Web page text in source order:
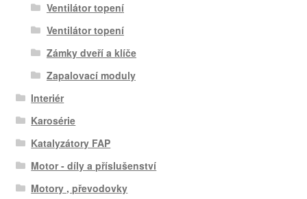
Ventilátor topení
Ventilátor topení
Zámky dveří a klíče
Zapalovací moduly
Interiér
Karosérie
Katalyzátory FAP
Motor - díly a příslušenství
Motory , převodovky